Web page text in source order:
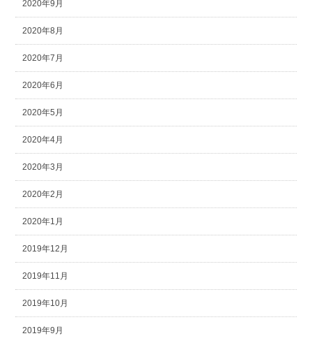
2020年9月
2020年8月
2020年7月
2020年6月
2020年5月
2020年4月
2020年3月
2020年2月
2020年1月
2019年12月
2019年11月
2019年10月
2019年9月